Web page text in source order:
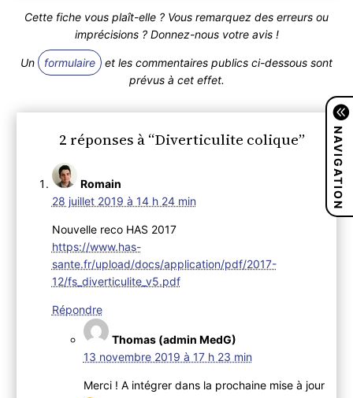
Cette fiche vous plaît-elle ? Vous remarquez des erreurs ou
imprécisions ? Donnez-nous votre avis !
Un formulaire
et les commentaires publics ci-dessous sont
prévus à cet effet.
2 réponses à “Diverticulite colique”
Romain
28 juillet 2019 à 14 h 24 min
Nouvelle reco HAS 2017
https://www.has-
sante.fr/upload/docs/application/pdf/2017-
12/fs_diverticulite_v5.pdf
Répondre
Thomas (admin MedG)
13 novembre 2019 à 17 h 23 min
Merci ! A intégrer dans la prochaine mise à jour
NAVIGATION